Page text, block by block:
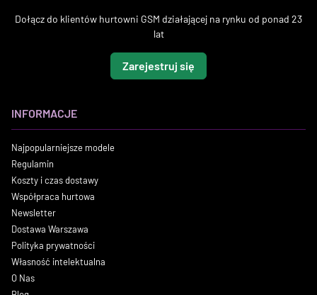
Dołącz do klientów hurtowni GSM działającej na rynku od ponad 23
lat
Zarejestruj się
INFORMACJE
Najpopularniejsze modele
Regulamin
Koszty i czas dostawy
Współpraca hurtowa
Newsletter
Dostawa Warszawa
Polityka prywatności
Własność intelektualna
O Nas